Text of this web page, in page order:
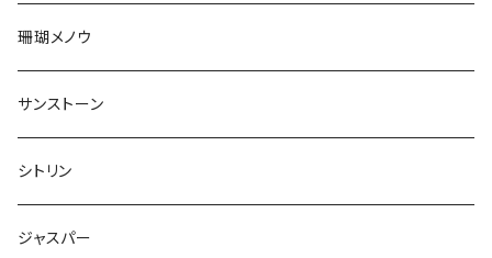
珊瑚メノウ
サンストーン
シトリン
ジャスパー